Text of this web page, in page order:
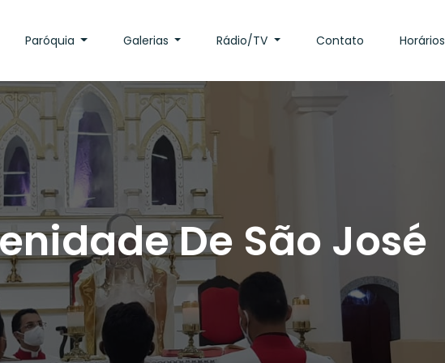
Paróquia Galerias Rádio/TV Contato Horários
De São José